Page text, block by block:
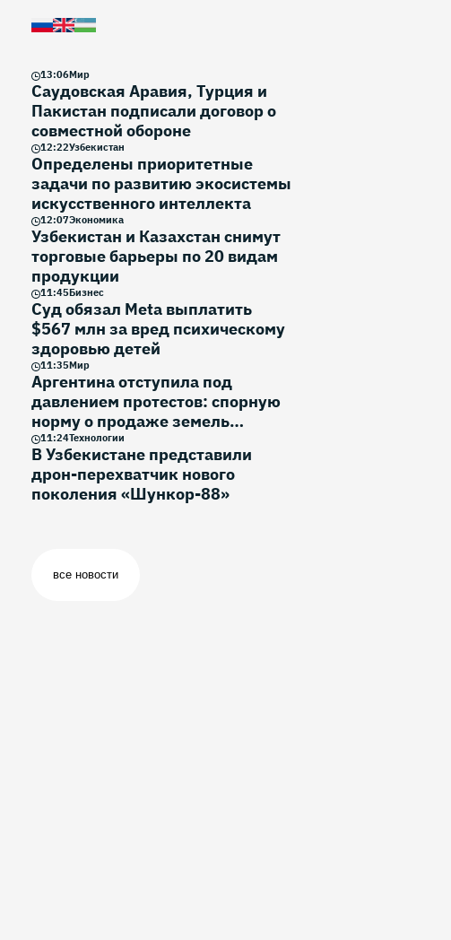
13:06Мир
Саудовская Аравия, Турция и
Пакистан подписали договор о
совместной обороне
12:22Узбекистан
Определены приоритетные
задачи по развитию экосистемы
искусственного интеллекта
12:07Экономика
Узбекистан и Казахстан снимут
торговые барьеры по 20 видам
продукции
11:45Бизнес
Суд обязал Meta выплатить
$567 млн за вред психическому
здоровью детей
11:35Мир
Аргентина отступила под
давлением протестов: спорную
норму о продаже земель
иностранцам исключили
11:24Технологии
В Узбекистане представили
дрон-перехватчик нового
поколения «Шункор-88»
все новости